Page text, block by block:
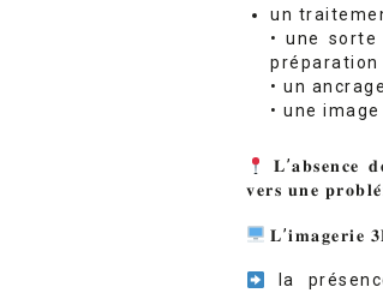
un
• une
préparation
• un
• une
𝐋’𝐚𝐛𝐬𝐞𝐧𝐜𝐞
𝐯𝐞𝐫𝐬 𝐮𝐧𝐞
𝐋’𝐢𝐦𝐚𝐠𝐞𝐫𝐢𝐞
la